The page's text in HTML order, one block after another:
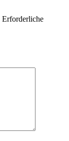
Erforderliche